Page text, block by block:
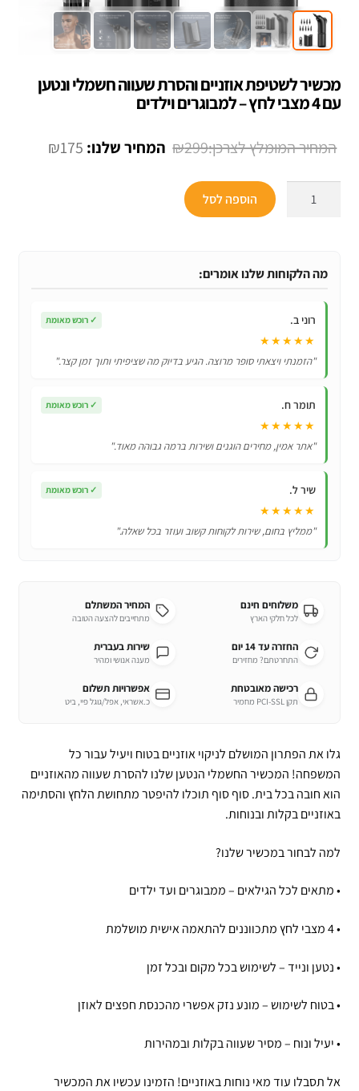
מכשיר לשטיפת אוזניים והסרת שעווה חשמלי ונטען
עם 4 מצבי לחץ – למבוגרים וילדים
₪299
המחיר
₪175 המחיר
אוזניים
שעווה
עם
למבוגרים
וילדים
הוספה לסל
מה הלקוחות שלנו אומרים:
רוני ב. ✓ רוכש מאומת
★★★★★
"הזמנתי ויצאתי סופר מרוצה. הגיע בדיוק מה שציפיתי ותוך זמן קצר."
תומר ח. ✓ רוכש מאומת
★★★★★
"אתר אמין, מחירים הוגנים ושירות ברמה גבוהה מאוד."
שיר ל. ✓ רוכש מאומת
★★★★★
"ממליץ בחום, שירות לקוחות קשוב ועוזר בכל שאלה."
משלוחים חינם
לכל חלקי הארץ
המחיר המשתלם
מתחייבים להצעה הטובה
החזרה עד 14 יום
התחרטתם? מחזירים
שירות בעברית
מענה אנושי ומהיר
רכישה מאובטחת
תקן PCI-SSL מחמיר
אפשרויות תשלום
כ.אשראי, אפל/גוגל פיי, ביט
גלו את הפתרון המושלם לניקוי אוזניים בטוח ויעיל עבור כל
המשפחה! המכשיר החשמלי הנטען שלנו להסרת שעווה מהאוזניים
הוא חובה בכל בית. סוף סוף תוכלו להיפטר מתחושת הלחץ והסתימה
באוזניים בקלות ובנוחות.
למה לבחור במכשיר שלנו?
• מתאים לכל הגילאים – ממבוגרים ועד ילדים
• 4 מצבי לחץ מתכווננים להתאמה אישית מושלמת
• נטען ונייד – לשימוש בכל מקום ובכל זמן
• בטוח לשימוש – מונע נזק אפשרי מהכנסת חפצים לאוזן
• יעיל ונוח – מסיר שעווה בקלות ובמהירות
אל תסבלו עוד מאי נוחות באוזניים! הזמינו עכשיו את המכשיר